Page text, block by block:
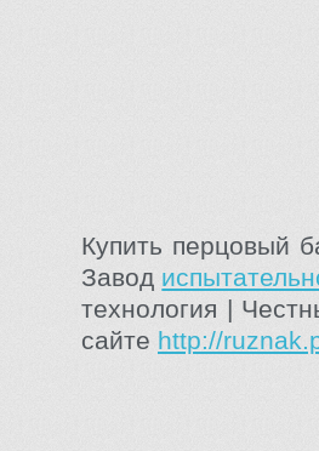
Купить перцовый
Завод
технология |
сайте http://